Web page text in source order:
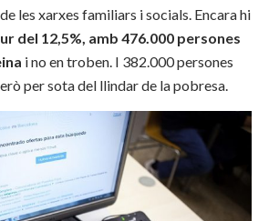
les xarxes familiars i socials. Encara hi
del 12,5%, amb 476.000 persones
i no en troben. I 382.000 persones
per sota del llindar de la pobresa.